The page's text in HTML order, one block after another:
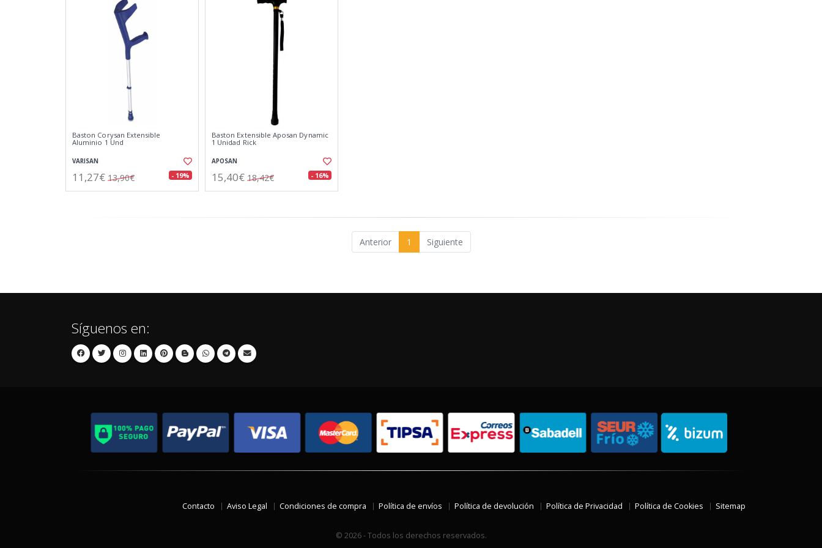
Baston Corysan Extensible
Aluminio 1 Und
VARISAN
11,27€ 13,90€ - 19%
Baston Extensible Aposan Dynamic
1 Unidad Rick
APOSAN
15,40€ 18,42€ - 16%
Anterior 1 Siguiente
Síguenos en:
Contacto Aviso Legal Condiciones de compra Política de envíos Política de devolución Política de Privacidad Política de Cookies Sitemap
© 2026 - Todos los derechos reservados.